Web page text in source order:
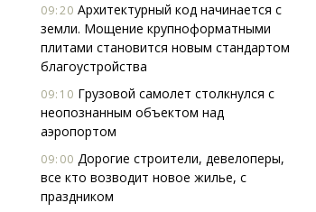
09:20 Архитектурный код начинается с
земли. Мощение крупноформатными
плитами становится новым стандартом
благоустройства
09:10 Грузовой самолет столкнулся с
неопознанным объектом над
аэропортом
09:00 Дорогие строители, девелоперы,
все кто возводит новое жилье, с
праздником